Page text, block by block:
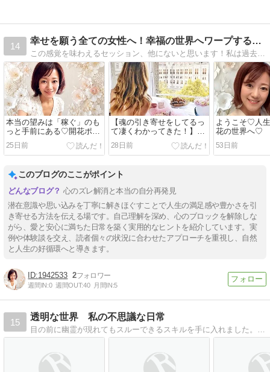
14
幸せを願う全ての女性へ！幸福の世界へワープする〜奇跡の解…
この感覚を味わえるセッション、他にないと思います！私は過去、セミナーや占い、セッションジプシーで、本当にたくさんの物を受けて来ましたが、LOVABLEほどに至…
本当の望みは「稼ぐ」のも
っと手前にある♡開花ポイ
ント！
25日前
【魂の引き寄せをしてるっ
て凄くわかってきた！】開
花ストーリー♡
28日前
ようこそ♡人
花の世界へ♡
53日前
このブログのここがポイント
心のズレ解消と本当の自分再発見
潜在意識や思い込みを丁寧に解きほぐすことで人生の満足感や豊かさを引
き寄せる方法を伝える場です。自己理解を深め、心のブロックを解除しな
がら、愛と安心に満ちた日常を築く実用的なヒントを紹介しています。実
例や体験談を交え、読者個々の状況に合わせたアプローチを重視し、自然
と人生の好循環へと導きます。
1942533 2
週間IN:0 週間OUT:40 月間IN:5
15
透明な世界 私の不思議な日常